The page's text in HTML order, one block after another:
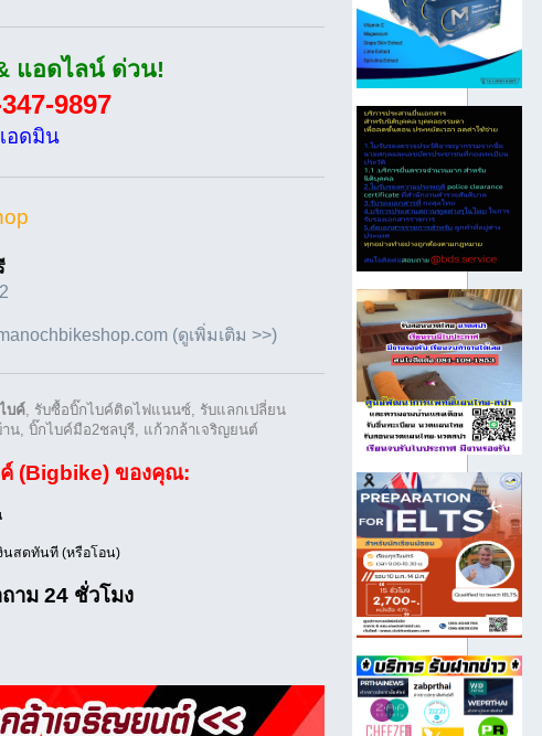
แอดไลน์ ด่วน!
9897
อดมิน
(ดูเพิ่มเติม >>)
บค์, รับซื้อบิ๊กไบค์ติดไฟแนนซ์, รับแลกเปลี่ยน
น, บิ๊กไบค์มือ2ชลบุรี, แก้วกล้าเจริญยนต์
ค์ (Bigbike) ของคุณ:
นสดทันที (หรือโอน)
าม 24 ชั่วโมง